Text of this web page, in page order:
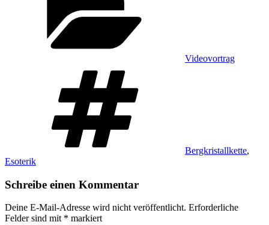
Videovortrag
Bergkristallkette,
Esoterik
Schreibe einen Kommentar
Deine E-Mail-Adresse wird nicht veröffentlicht. Erforderliche
Felder sind mit * markiert